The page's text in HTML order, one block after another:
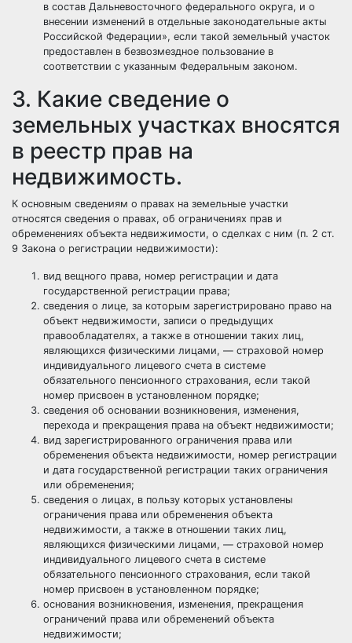
в состав Дальневосточного федерального округа, и о
внесении изменений в отдельные законодательные акты
Российской Федерации», если такой земельный участок
предоставлен в безвозмездное пользование в
соответствии с указанным Федеральным законом.
3. Какие сведение о
земельных участках вносятся
в реестр прав на
недвижимость.
К основным сведениям о правах на земельные участки
относятся сведения о правах, об ограничениях прав и
обременениях объекта недвижимости, о сделках с ним (п. 2 ст.
9 Закона о регистрации недвижимости):
вид вещного права, номер регистрации и дата
государственной регистрации права;
сведения о лице, за которым зарегистрировано право на
объект недвижимости, записи о предыдущих
правообладателях, а также в отношении таких лиц,
являющихся физическими лицами, — страховой номер
индивидуального лицевого счета в системе
обязательного пенсионного страхования, если такой
номер присвоен в установленном порядке;
сведения об основании возникновения, изменения,
перехода и прекращения права на объект недвижимости;
вид зарегистрированного ограничения права или
обременения объекта недвижимости, номер регистрации
и дата государственной регистрации таких ограничения
или обременения;
сведения о лицах, в пользу которых установлены
ограничения права или обременения объекта
недвижимости, а также в отношении таких лиц,
являющихся физическими лицами, — страховой номер
индивидуального лицевого счета в системе
обязательного пенсионного страхования, если такой
номер присвоен в установленном порядке;
основания возникновения, изменения, прекращения
ограничений права или обременений объекта
недвижимости;